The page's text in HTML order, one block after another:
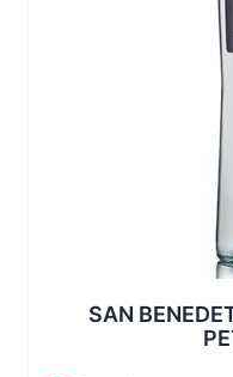
SAN